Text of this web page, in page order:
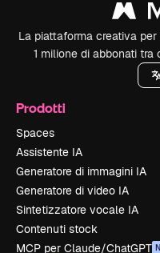
La piattaforma creativa
1 milione di abbonati tra
Prodotti
Spaces
Assistente IA
Generatore di immagini IA
Generatore di video IA
Sintetizzatore vocale IA
Contenuti stock
MCP per Claude/ChatGPT